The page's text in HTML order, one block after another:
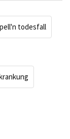
todesfall